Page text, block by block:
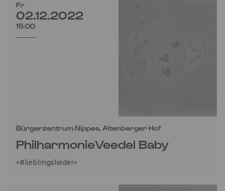
Fr
02.12.2022
15:00
Bürgerzentrum Nippes, Altenberger Hof
PhilharmonieVeedel Baby
»#lieblingslieder«